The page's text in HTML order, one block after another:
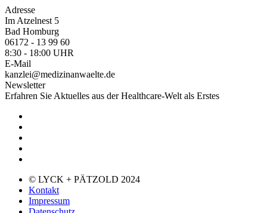
Adresse
Im Atzelnest 5
Bad Homburg
06172 - 13 99 60
8:30 - 18:00 UHR
E-Mail
kanzlei@medizinanwaelte.de
Newsletter
Erfahren Sie Aktuelles aus der Healthcare-Welt als Erstes
© LYCK + PÄTZOLD 2024
Kontakt
Impressum